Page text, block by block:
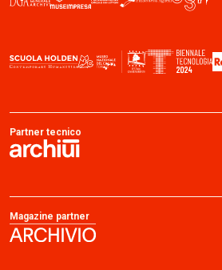
Partner tecnico
Magazine partner